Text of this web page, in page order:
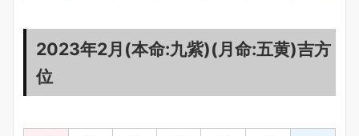
2023年2月(本命:九紫)(月命:五黄)吉方
位